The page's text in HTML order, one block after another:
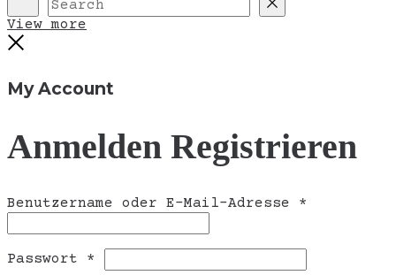
Search Reset
View more
My Account
Anmelden Registrieren
Benutzername oder E-Mail-Adresse *
Passwort *